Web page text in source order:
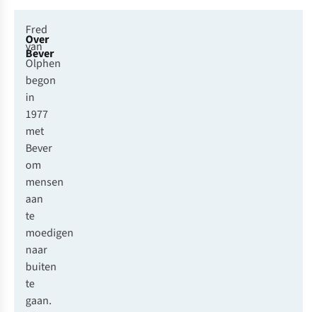
Over
Bever
Fred
van
Olphen
begon
in
1977
met
Bever
om
mensen
aan
te
moedigen
naar
buiten
te
gaan.